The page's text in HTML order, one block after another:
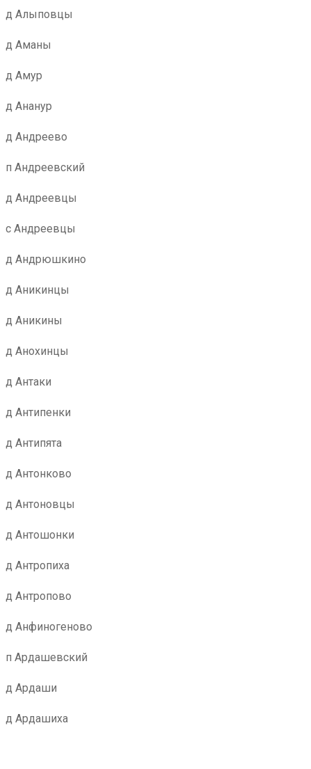
д Алыповцы
д Аманы
д Амур
д Ананур
д Андреево
п Андреевский
д Андреевцы
с Андреевцы
д Андрюшкино
д Аникинцы
д Аникины
д Анохинцы
д Антаки
д Антипенки
д Антипята
д Антонково
д Антоновцы
д Антошонки
д Антропиха
д Антропово
д Анфиногеново
п Ардашевский
д Ардаши
д Ардашиха